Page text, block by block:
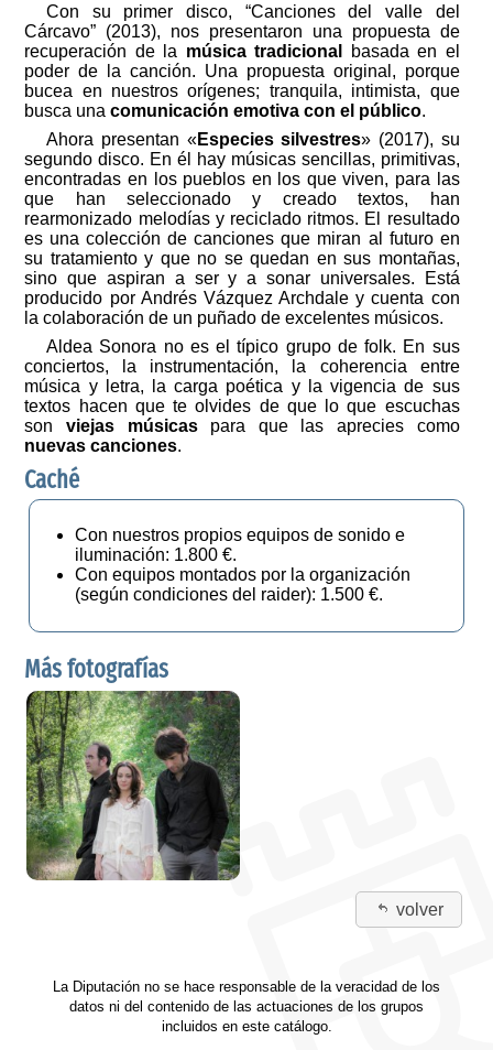
Con su primer disco, “Canciones del valle del
Cárcavo” (2013), nos presentaron una propuesta de
recuperación de la música tradicional
basada en el
poder de la canción. Una propuesta original, porque
bucea en nuestros orígenes; tranquila, intimista, que
busca unacomunicación emotiva con el público.
Ahora presentan «Especies silvestres» (2017), su
segundo disco. En él hay músicas sencillas, primitivas,
encontradas en los pueblos en los que viven, para las
que han seleccionado y creado textos, han
rearmonizado melodías y reciclado ritmos. El resultado
es una colección de canciones que miran al futuro en
su tratamiento y que no se quedan en sus montañas,
sino que aspiran a ser y a sonar universales. Está
producido por Andrés Vázquez Archdale y cuenta con
la colaboración de un puñado de excelentes músicos.
Aldea Sonora no es el típico grupo de folk. En sus
conciertos, la instrumentación, la coherencia entre
música y letra, la carga poética y la vigencia de sus
textos hacen que te olvides de que lo que escuchas
son viejas músicaspara que las aprecies como
nuevas canciones.
Caché
Con nuestros propios equipos de sonido e
iluminación: 1.800 €.
Con equipos montados por la organización
(según condiciones del raider): 1.500 €.
Más fotografías
volver
La Diputación no se hace responsable de la veracidad de los
datos ni del contenido de las actuaciones de los grupos
incluidos en este catálogo.